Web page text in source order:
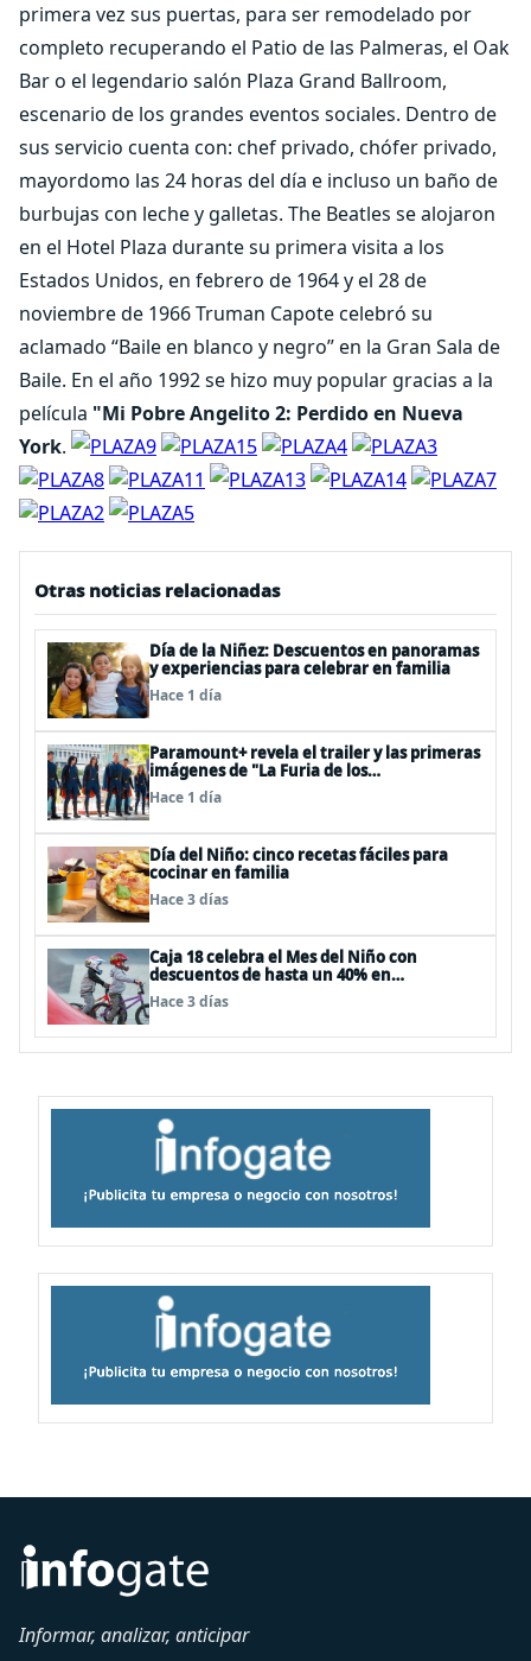
primera vez sus puertas, para ser remodelado por
completo recuperando el Patio de las Palmeras, el Oak
Bar o el legendario salón Plaza Grand Ballroom,
escenario de los grandes eventos sociales. Dentro de
sus servicio cuenta con: chef privado, chófer privado,
mayordomo las 24 horas del día e incluso un baño de
burbujas con leche y galletas. The Beatles se alojaron
en el Hotel Plaza durante su primera visita a los
Estados Unidos, en febrero de 1964 y el 28 de
noviembre de 1966 Truman Capote celebró su
aclamado “Baile en blanco y negro” en la Gran Sala de
Baile. En el año 1992 se hizo muy popular gracias a la
película "Mi Pobre Angelito 2: Perdido en Nueva
York.
Otras noticias relacionadas
Día de la Niñez: Descuentos en panoramas
y experiencias para celebrar en familia
Hace 1 día
Paramount+ revela el trailer y las primeras
imágenes de "La Furia de los
Thundermans"
Hace 1 día
Día del Niño: cinco recetas fáciles para
cocinar en familia
Hace 3 días
Caja 18 celebra el Mes del Niño con
descuentos de hasta un 40% en
panoramas, cine, shows y streaming
Hace 3 días
Informar, analizar, anticipar